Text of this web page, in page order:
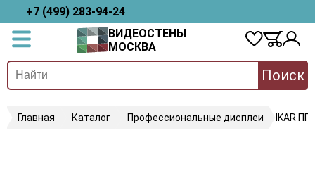
+7 (499) 283-94-24
ВИДЕОСТЕНЫ
МОСКВА
Поиск
Главная Каталог Профессиональные дисплеи IKAR